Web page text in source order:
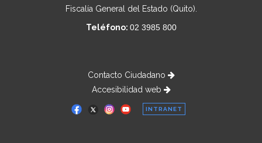
Fiscalía General del Estado (Quito).
Teléfono: 02 3985 800
Contacto Ciudadano
Accesibilidad web
INTRANET